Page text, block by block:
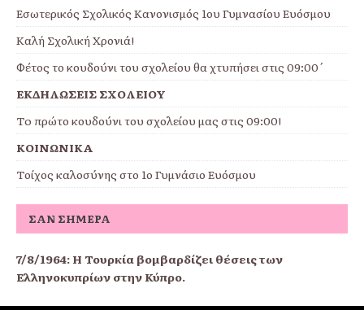
Εσωτερικός Σχολικός Κανονισμός 1ου Γυμνασίου Ευόσμου
Καλή Σχολική Χρονιά!
Φέτος το κουδούνι του σχολείου θα χτυπήσει στις 09:00΄
ΕΚΔΗΛΩΣΕΙΣ ΣΧΟΛΕΙΟΥ
To πρώτο κουδούνι του σχολείου μας στις 09:00!
ΚΟΙΝΩΝΙΚΑ
Τοίχος καλοσύνης στο 1ο Γυμνάσιο Ευόσμου
ΣΑΝ ΣΉΜΕΡΑ
7/8/1964: Η Τουρκία βομβαρδίζει θέσεις των
Ελληνοκυπρίων στην Κύπρο.